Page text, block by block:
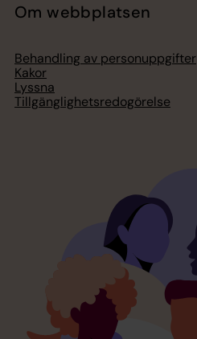
Om webbplatsen
Behandling av personuppgifter
Kakor
Lyssna
Tillgänglighetsredogörelse